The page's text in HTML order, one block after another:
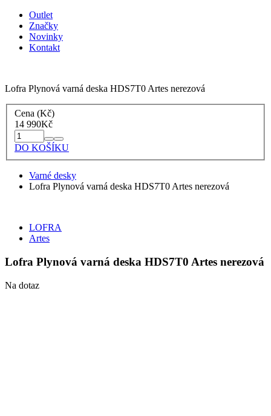
Outlet
Značky
Novinky
Kontakt
Lofra Plynová varná deska HDS7T0 Artes nerezová
Cena (Kč)
14 990Kč
DO KOŠÍKU
Varné desky
Lofra Plynová varná deska HDS7T0 Artes nerezová
LOFRA
Artes
Lofra Plynová varná deska HDS7T0 Artes nerezová
Na dotaz